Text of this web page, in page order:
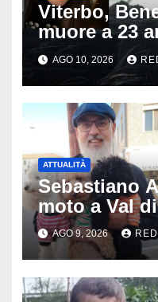
Viterbo,
muore a 23
di
vita nell’ex
sulle ultime
AGO 10, 2026
ATTUALITÀ
Sebastiano
moto a Val
schianta
due
AGO 9, 2026